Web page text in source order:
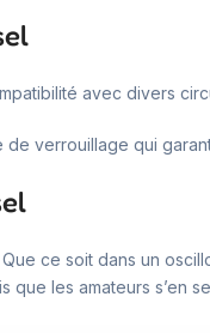
avec divers
verrouillage qui
ce soit dans un
que les amateurs s’en